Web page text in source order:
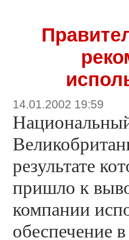
14.01.2002 19:59
результате
пришло к
компании
обеспечение